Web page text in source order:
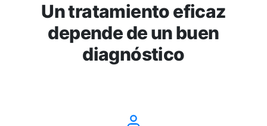
Un tratamiento eficaz
depende de un buen
diagnóstico